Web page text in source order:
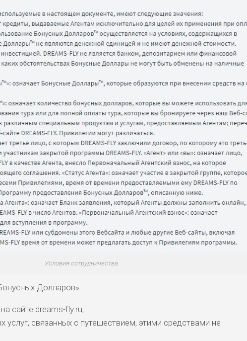
Условия сотрудничества
Долларов»:
сайте dreams-fly.ru;
услуг, связанных с путешествием, этими средствами не